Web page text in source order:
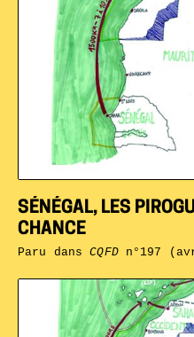
SÉNÉGAL, LES
CHANCE
Paru dansCQFDn°197